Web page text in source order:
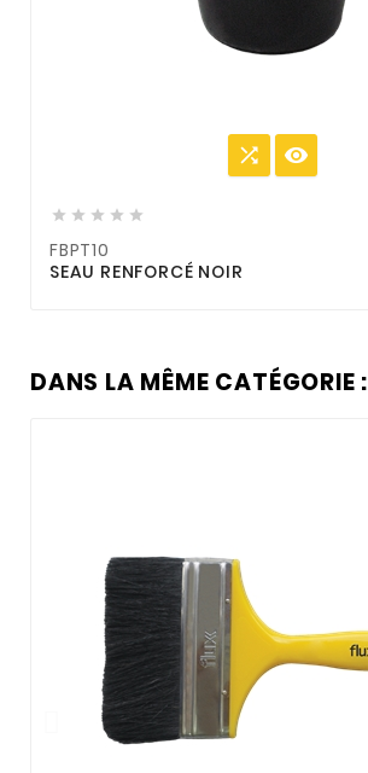
 
    
FBPT10
SEAU RENFORCÉ NOIR
DANS LA MÊME CATÉGORIE :